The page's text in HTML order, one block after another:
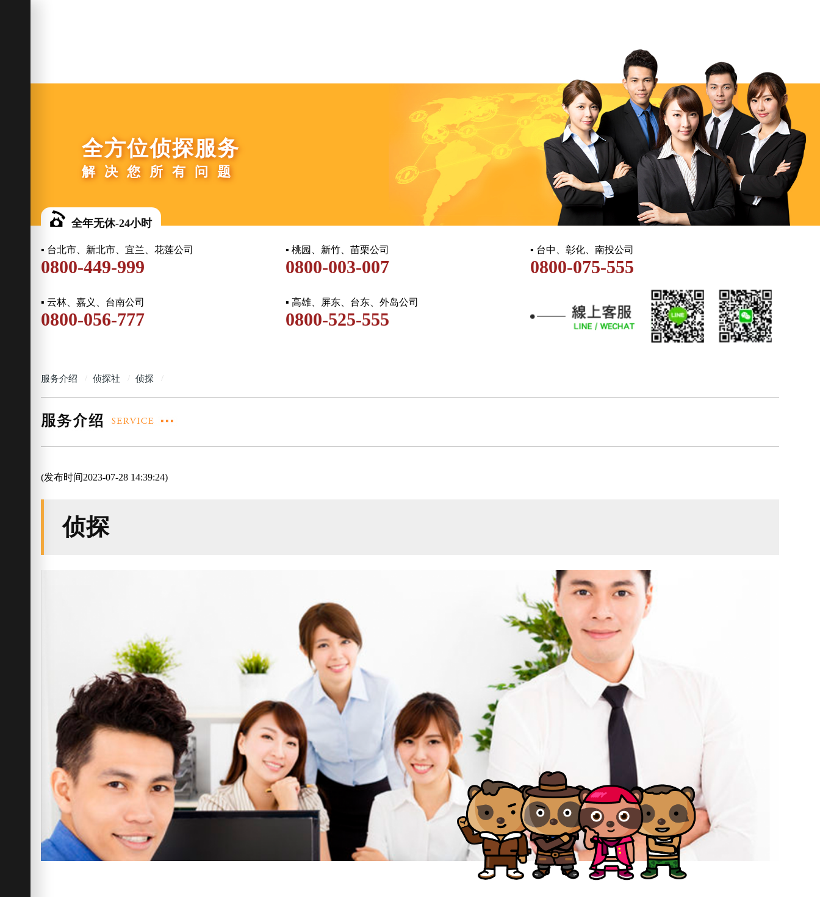
全方位侦探服务
解决您所有问题
全年无休-24小时
▪ 台北市、新北市、宜兰、花莲公司
0800-449-999
▪ 桃园、新竹、苗栗公司
0800-003-007
▪ 台中、彰化、南投公司
0800-075-555
▪ 云林、嘉义、台南公司
0800-056-777
▪ 高雄、屏东、台东、外岛公司
0800-525-555
服务介绍 侦探社 侦探
(发布时间2023-07-28 14:39:24)
侦探